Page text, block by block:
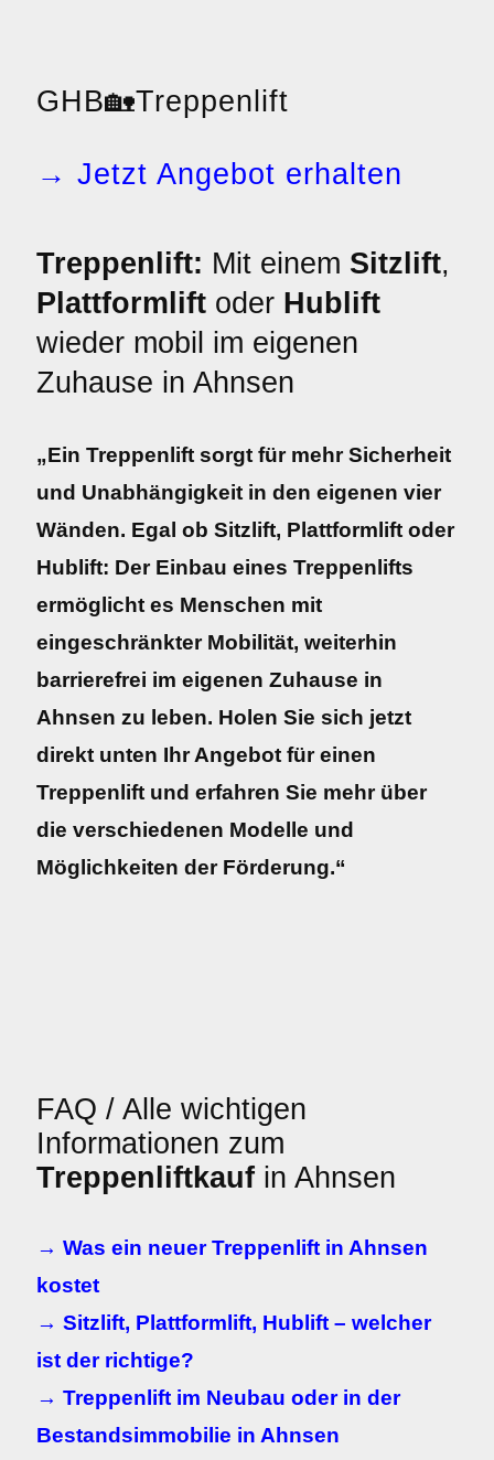
GHB🏡Treppenlift
→ Jetzt Angebot erhalten
Treppenlift: Mit einem Sitzlift,
Plattformlift oder Hublift
wieder mobil im eigenen
Zuhause in Ahnsen
„Ein Treppenlift sorgt für mehr Sicherheit
und Unabhängigkeit in den eigenen vier
Wänden. Egal ob Sitzlift, Plattformlift oder
Hublift: Der Einbau eines Treppenlifts
ermöglicht es Menschen mit
eingeschränkter Mobilität, weiterhin
barrierefrei im eigenen Zuhause in
Ahnsen zu leben. Holen Sie sich jetzt
direkt unten Ihr Angebot für einen
Treppenlift und erfahren Sie mehr über
die verschiedenen Modelle und
Möglichkeiten der Förderung.“
FAQ / Alle wichtigen
Informationen zum
Treppenliftkauf in Ahnsen
→ Was ein neuer Treppenlift in Ahnsen
kostet
→ Sitzlift, Plattformlift, Hublift – welcher
ist der richtige?
→ Treppenlift im Neubau oder in der
Bestandsimmobilie in Ahnsen